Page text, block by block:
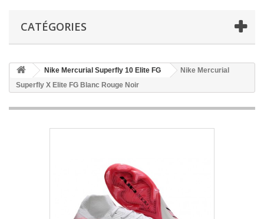
CATÉGORIES
Nike Mercurial Superfly 10 Elite FG
Nike Mercurial
Superfly X Elite FG Blanc Rouge Noir